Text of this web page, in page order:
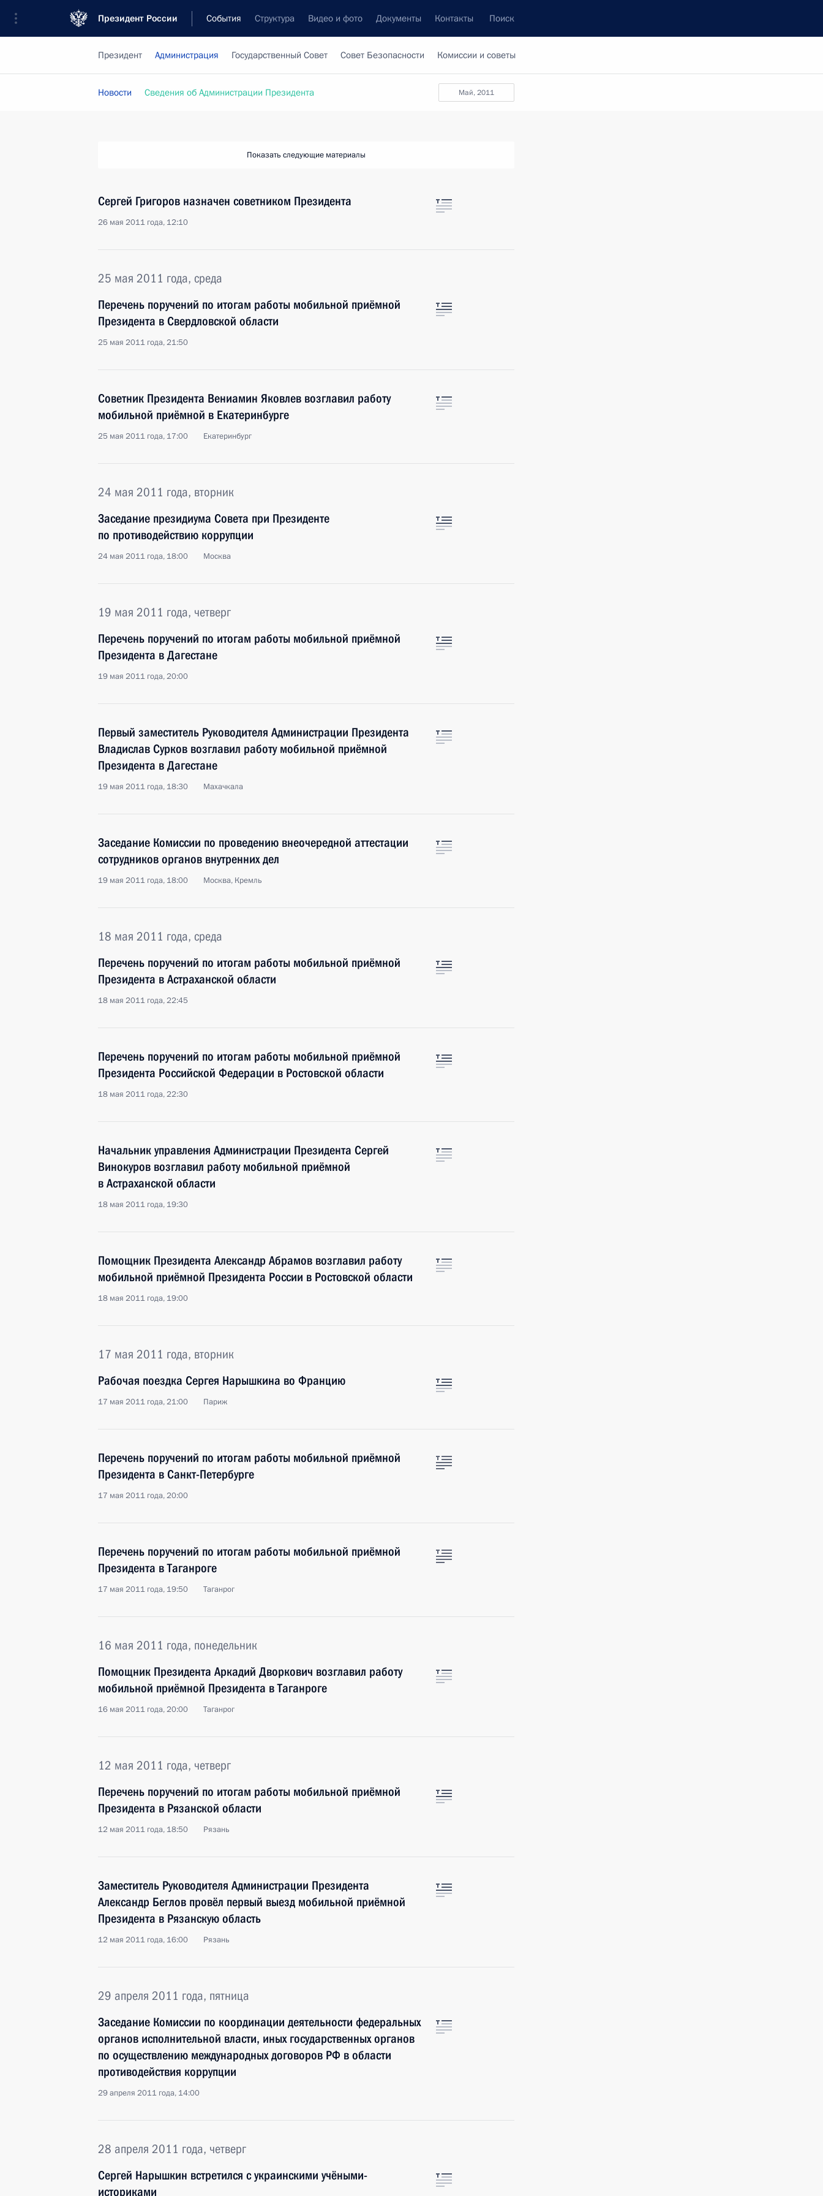
Президент России События Структура Видео и фото Документы Контакты Поиск
Президент Администрация Государственный Совет Совет Безопасности Комиссии и советы
май, 2011
Новости Сведения об Администрации Президента
Показать следующие материалы
Сергей Григоров назначен советником Президента
26 мая 2011 года, 12:10
25 мая 2011 года, среда
Перечень поручений по итогам работы мобильной приёмной
Президента в Свердловской области
25 мая 2011 года, 21:50
Советник Президента Вениамин Яковлев возглавил работу
мобильной приёмной в Екатеринбурге
25 мая 2011 года, 17:00 Екатеринбург
24 мая 2011 года, вторник
Заседание президиума Совета при Президенте
по противодействию коррупции
24 мая 2011 года, 18:00 Москва
19 мая 2011 года, четверг
Перечень поручений по итогам работы мобильной приёмной
Президента в Дагестане
19 мая 2011 года, 20:00
Первый заместитель Руководителя Администрации Президента
Владислав Сурков возглавил работу мобильной приёмной
Президента в Дагестане
19 мая 2011 года, 18:30 Махачкала
Заседание Комиссии по проведению внеочередной аттестации
сотрудников органов внутренних дел
19 мая 2011 года, 18:00 Москва, Кремль
18 мая 2011 года, среда
Перечень поручений по итогам работы мобильной приёмной
Президента в Астраханской области
18 мая 2011 года, 22:45
Перечень поручений по итогам работы мобильной приёмной
Президента Российской Федерации в Ростовской области
18 мая 2011 года, 22:30
Начальник управления Администрации Президента Сергей
Винокуров возглавил работу мобильной приёмной
в Астраханской области
18 мая 2011 года, 19:30
Помощник Президента Александр Абрамов возглавил работу
мобильной приёмной Президента России в Ростовской области
18 мая 2011 года, 19:00
17 мая 2011 года, вторник
Рабочая поездка Сергея Нарышкина во Францию
17 мая 2011 года, 21:00 Париж
Перечень поручений по итогам работы мобильной приёмной
Президента в Санкт-Петербурге
17 мая 2011 года, 20:00
Перечень поручений по итогам работы мобильной приёмной
Президента в Таганроге
17 мая 2011 года, 19:50 Таганрог
16 мая 2011 года, понедельник
Помощник Президента Аркадий Дворкович возглавил работу
мобильной приёмной Президента в Таганроге
16 мая 2011 года, 20:00 Таганрог
12 мая 2011 года, четверг
Перечень поручений по итогам работы мобильной приёмной
Президента в Рязанской области
12 мая 2011 года, 18:50 Рязань
Заместитель Руководителя Администрации Президента
Александр Беглов провёл первый выезд мобильной приёмной
Президента в Рязанскую область
12 мая 2011 года, 16:00 Рязань
29 апреля 2011 года, пятница
Заседание Комиссии по координации деятельности федеральных
органов исполнительной власти, иных государственных органов
по осуществлению международных договоров РФ в области
противодействия коррупции
29 апреля 2011 года, 14:00
28 апреля 2011 года, четверг
Сергей Нарышкин встретился с украинскими учёными-
историками